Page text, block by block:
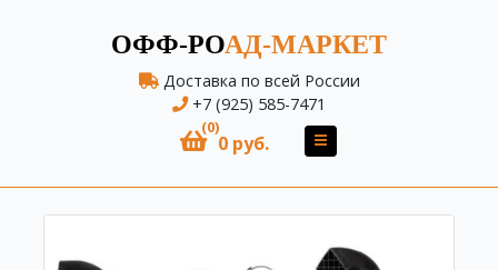
ОФФ-РОАД-МАРКЕТ
Доставка по всей России
+7 (925) 585-7471
(0)
0 руб.